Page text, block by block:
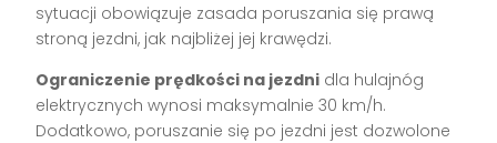
sytuacji obowiązuje zasada poruszania się prawą
stroną jezdni, jak najbliżej jej krawędzi.
Ograniczenie prędkości na jezdni dla hulajnóg
elektrycznych wynosi maksymalnie 30 km/h.
Dodatkowo, poruszanie się po jezdni jest dozwolone